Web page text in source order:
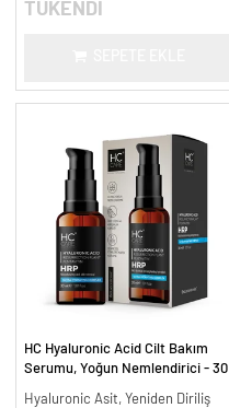
TÜKENDİ
HC Hyaluronic Acid Cilt Bakım
Serumu, Yoğun Nemlendirici - 30
Hyaluronic Asit, Yeniden Diriliş